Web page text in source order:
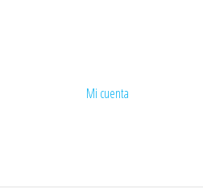
Mi cuenta